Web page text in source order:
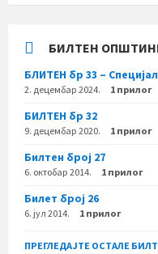
БИЛТЕН
БЛИТЕН бр 33 –
2. децембар 2024. 1 прилог
БИЛТЕН бр 32
9. децембар 2020. 1 прилог
Билтен број 27
6. октобар 2014. 1 прилог
Билет број 26
6. јул 2014. 1 прилог
ПРЕГЛЕДАЈТЕ ОСТАЛЕ